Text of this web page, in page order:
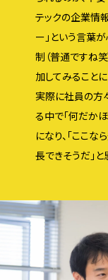
テックの企業情
ー」という言葉
制（普通ですね
加してみることに
実際に社員の方
る中で「何だか
になり、「ここ
長できそうだ」と